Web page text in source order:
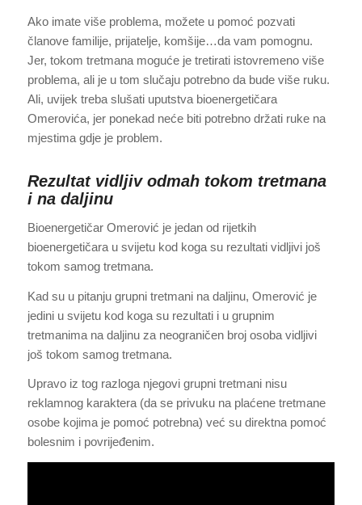
Ako imate više problema, možete u pomoć pozvati
članove familije, prijatelje, komšije…da vam pomognu.
Jer, tokom tretmana moguće je tretirati istovremeno više
problema, ali je u tom slučaju potrebno da bude više ruku.
Ali, uvijek treba slušati uputstva bioenergetičara
Omerovića, jer ponekad neće biti potrebno držati ruke na
mjestima gdje je problem.
Rezultat vidljiv odmah tokom tretmana
i na daljinu
Bioenergetičar Omerović je jedan od rijetkih
bioenergetičara u svijetu kod koga su rezultati vidljivi još
tokom samog tretmana.
Kad su u pitanju grupni tretmani na daljinu, Omerović je
jedini u svijetu kod koga su rezultati i u grupnim
tretmanima na daljinu za neograničen broj osoba vidljivi
još tokom samog tretmana.
Upravo iz tog razloga njegovi grupni tretmani nisu
reklamnog karaktera (da se privuku na plaćene tretmane
osobe kojima je pomoć potrebna) već su direktna pomoć
bolesnim i povrijeđenim.